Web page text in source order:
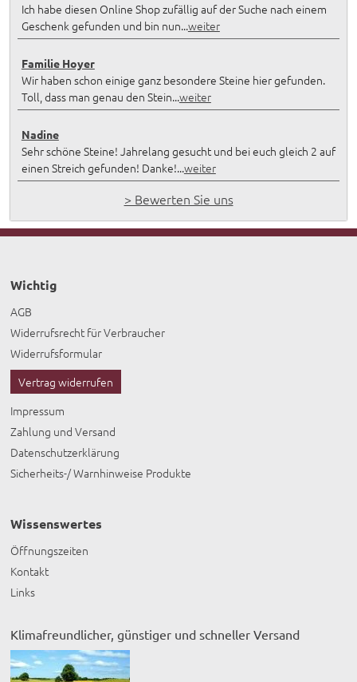
Ich habe diesen Online Shop zufällig auf der Suche nach einem
Geschenk gefunden und bin nun...weiter
Familie Hoyer
Wir haben schon einige ganz besondere Steine hier gefunden.
Toll, dass man genau den Stein...weiter
Nadine
Sehr schöne Steine! Jahrelang gesucht und bei euch gleich 2 auf
einen Streich gefunden! Danke!...weiter
> Bewerten Sie uns
Wichtig
AGB
Widerrufsrecht für Verbraucher
Widerrufsformular
Vertrag widerrufen
Impressum
Zahlung und Versand
Datenschutzerklärung
Sicherheits-/ Warnhinweise Produkte
Wissenswertes
Öffnungszeiten
Kontakt
Links
Klimafreundlicher, günstiger und schneller Versand